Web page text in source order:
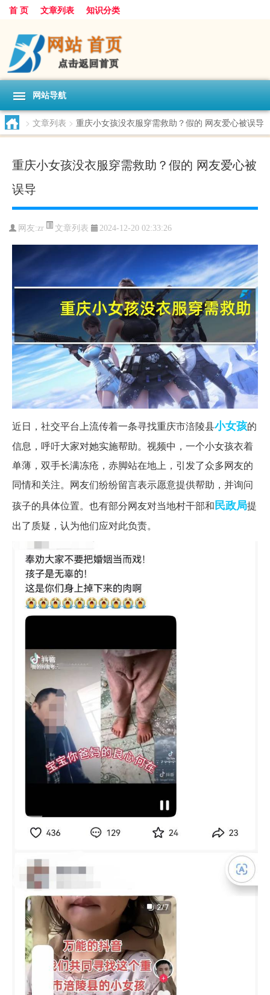
首 页 文章列表 知识分类
网站导航
> 文章列表 > 重庆小女孩没衣服穿需救助？假的 网友爱心被误导
重庆小女孩没衣服穿需救助？假的 网友爱心被
误导
网友:zr 文章列表 2024-12-20 02:33:26
近日，社交平台上流传着一条寻找重庆市涪陵县小女孩的
信息，呼吁大家对她实施帮助。视频中，一个小女孩衣着
单薄，双手长满冻疮，赤脚站在地上，引发了众多网友的
同情和关注。网友们纷纷留言表示愿意提供帮助，并询问
孩子的具体位置。也有部分网友对当地村干部和民政局提
出了质疑，认为他们应对此负责。